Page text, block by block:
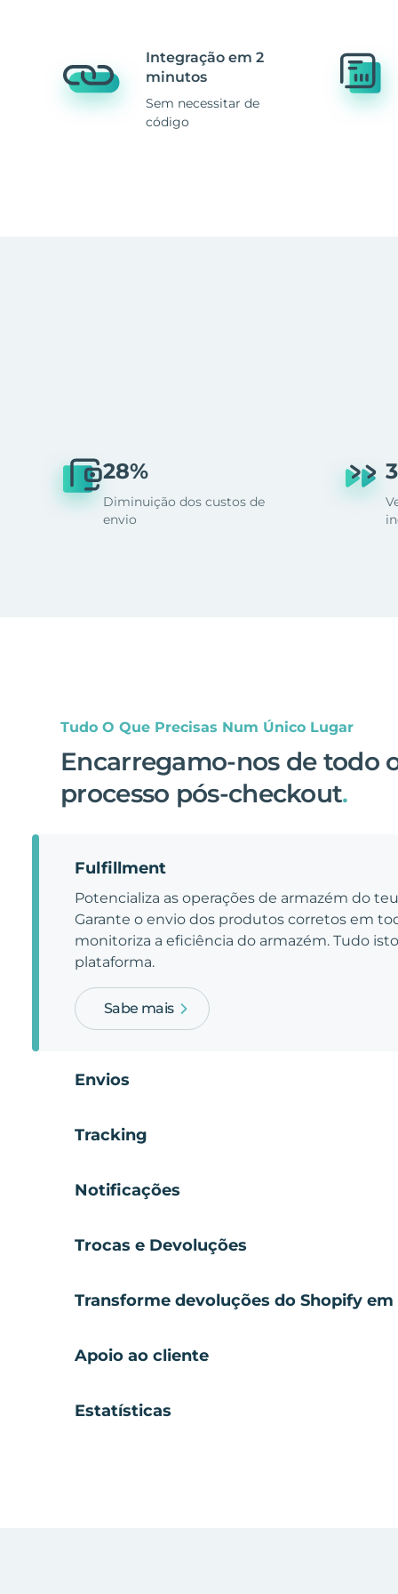
Integração em 2
minutos
Sem necessitar de
código
28%
Diminuição dos custos de
envio
Tudo O Que Precisas Num Único Lugar
Encarregamo-nos de todo
processo pós-checkout.
Fulfillment
Potencializa as operações de armazém do
Garante o envio dos produtos corretos em
monitoriza a eficiência do armazém. Tudo
plataforma.
Sabe mais
Envios
Tracking
Notificações
Trocas e Devoluções
Transforme devoluções do Shopify
Apoio ao cliente
Estatísticas